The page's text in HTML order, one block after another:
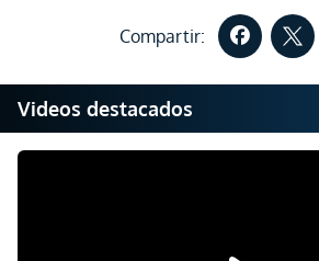
Compartir:
Videos destacados